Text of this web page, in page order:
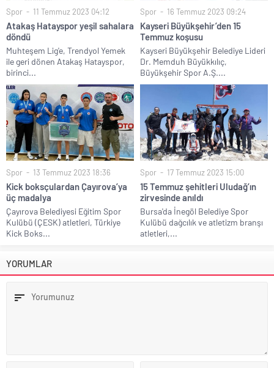
Spor 11 Temmuz 2023 04:12
Atakaş Hatayspor yeşil sahalara
döndü
Muhteşem Lig'e, Trendyol Yemek
ile geri dönen Atakaş Hatayspor,
birinci...
Spor 16 Temmuz 2023 09:24
Kayseri Büyükşehir’den 15
Temmuz koşusu
Kayseri Büyükşehir Belediye Lideri
Dr. Memduh Büyükkılıç,
Büyükşehir Spor A.Ş....
Spor 13 Temmuz 2023 18:36
Kick boksçulardan Çayırova’ya
üç madalya
Çayırova Belediyesi Eğitim Spor
Kulübü (ÇESK) atletleri, Türkiye
Kick Boks...
Spor 17 Temmuz 2023 15:00
15 Temmuz şehitleri Uludağ’ın
zirvesinde anıldı
Bursa'da İnegöl Belediye Spor
Kulübü dağcılık ve atletizm branşı
atletleri,...
YORUMLAR